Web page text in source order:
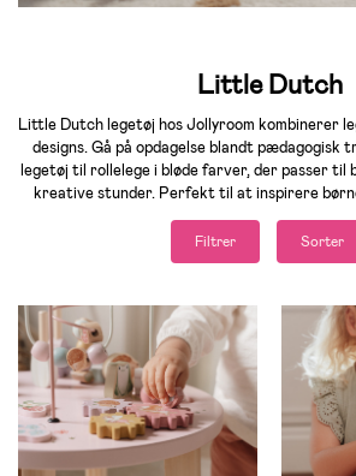
Little Dutch
Little Dutch legetøj hos Jollyroom kombinerer
designs. Gå på opdagelse blandt pædagogisk
legetøj til rollelege i bløde farver, der passer til
kreative stunder. Perfekt til at inspirere
Filtrer Sorter